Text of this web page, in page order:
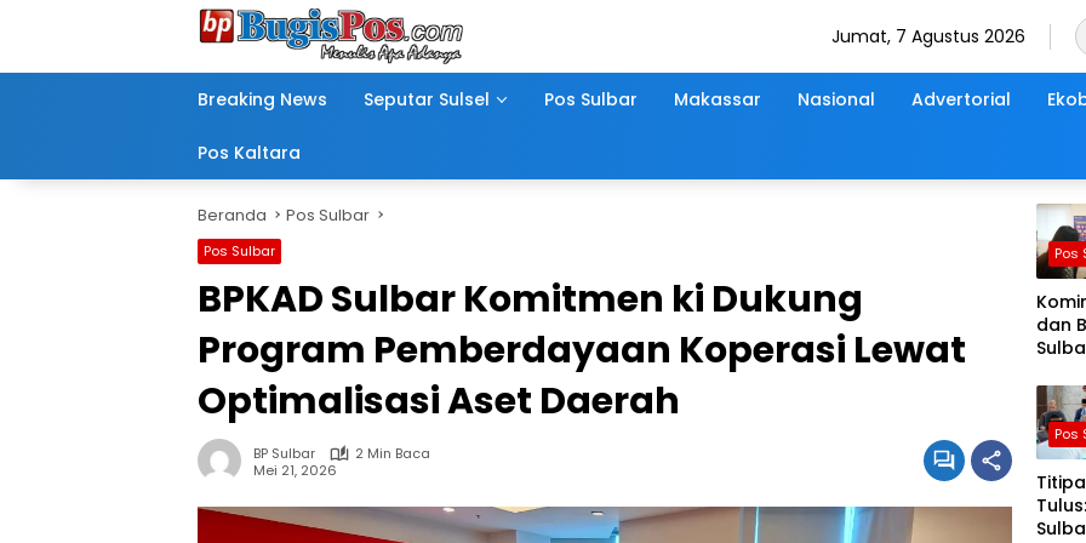
Jumat, 7 Agustus 2026
Breaking News Seputar Sulsel Pos Sulbar Makassar Nasional Advertorial
Pos Kaltara
Beranda Pos Sulbar
Pos Sulbar
BPKAD Sulbar Komitmen ki Dukung
Program Pemberdayaan Koperasi Lewat
Optimalisasi Aset Daerah
BP Sulbar
2 Min Baca
Mei 21, 2026
Pos
dan
2026
Pos